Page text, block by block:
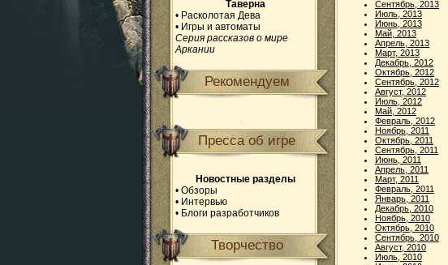
Таверна
• Расколотая Дева
• Игры и автоматы
Серия рассказов о мире
Аркании
Рекомендуем
Пресса об игре
Новостные разделы
• Обзоры
• Интервью
• Блоги разработчиков
Творчество
Сентябрь, 2013
Июль, 2013
Июнь, 2013
Май, 2013
Апрель, 2013
Март, 2013
Декабрь, 2012
Октябрь, 2012
Сентябрь, 2012
Август, 2012
Июль, 2012
Май, 2012
Февраль, 2012
Ноябрь, 2011
Октябрь, 2011
Сентябрь, 2011
Июнь, 2011
Апрель, 2011
Март, 2011
Февраль, 2011
Январь, 2011
Декабрь, 2010
Ноябрь, 2010
Октябрь, 2010
Сентябрь, 2010
Август, 2010
Июль, 2010